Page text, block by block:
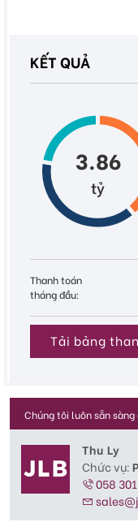
KẾT QUẢ
3.86
tỷ
Thanh toán
tháng đầu:
Tải bảng
Chúng tôi luôn sẵn
Thu Ly
Chức vụ:
058